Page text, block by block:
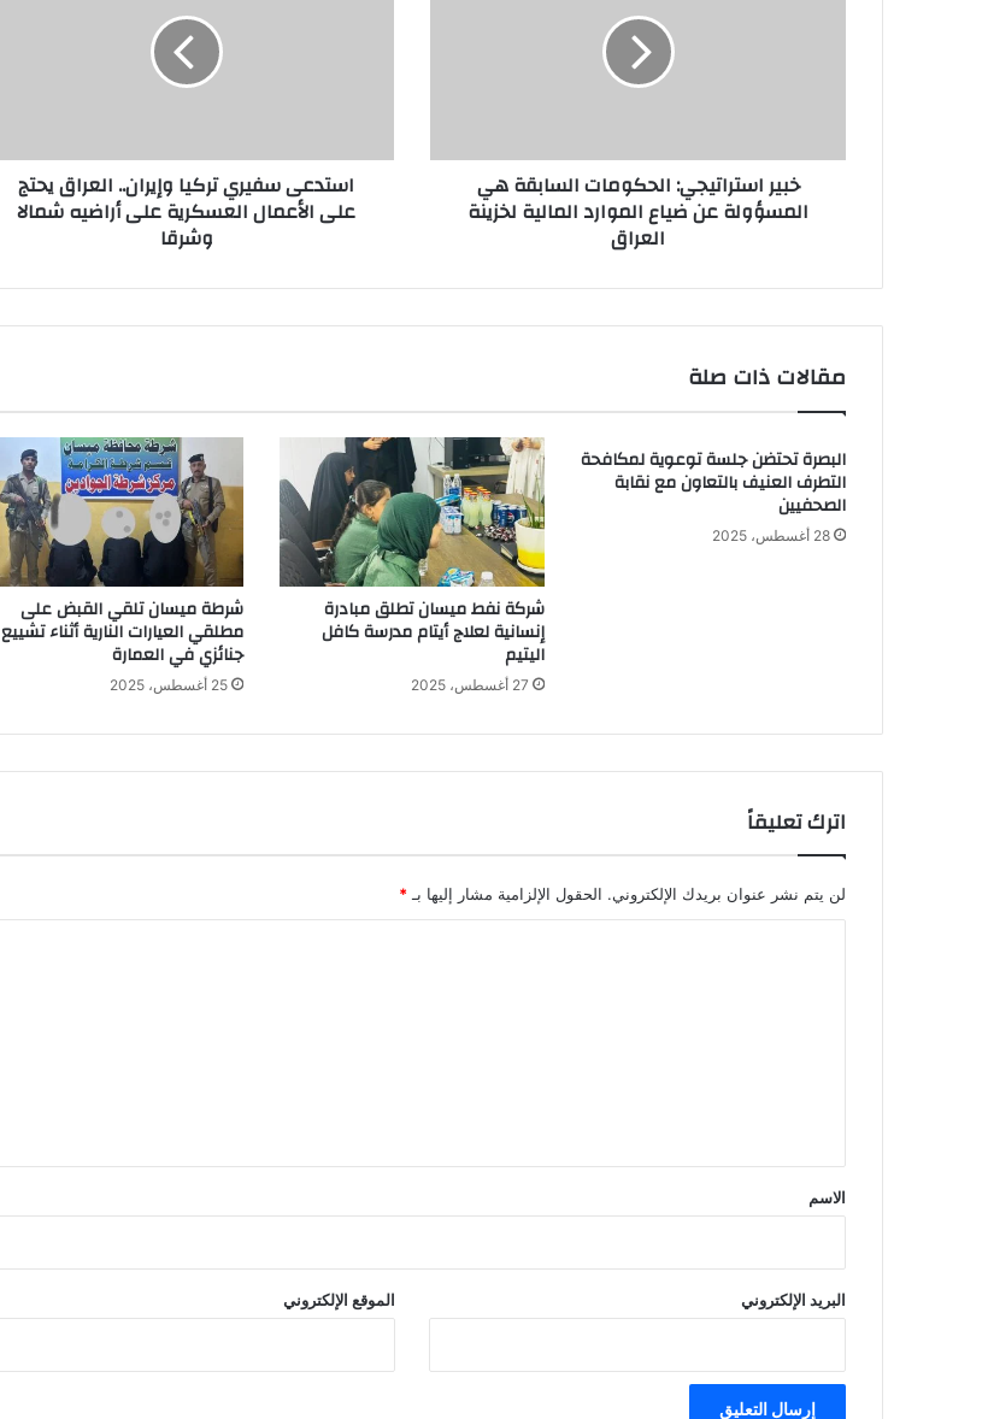
الموارد
لخزينة
خبير استراتيجي: الحكومات السابقة هي
المسؤولة عن ضياع الموارد المالية لخزينة
العراق
العسكرية
أراضيه
استدعى سفيري تركيا وإيران.. العراق يحتج
على الأعمال العسكرية على أراضيه شمالا
وشرقا
مقالات ذات صلة
البصرة تحتضن جلسة توعوية لمكافحة
التطرف العنيف بالتعاون مع نقابة
الصحفيين
28 أغسطس، 2025
شركة نفط ميسان تطلق مبادرة
إنسانية لعلاج أيتام مدرسة كافل
اليتيم
27 أغسطس، 2025
شرطة ميسان تلقي القبض على
مطلقي العيارات النارية أثناء تشييع
جنائزي في العمارة
25 أغسطس، 2025
اترك تعليقاً
لن يتم نشر عنوان بريدك الإلكتروني. الحقول الإلزامية مشار إليها بـ *
*
الاسم
البريد الإلكتروني الموقع الإلكتروني